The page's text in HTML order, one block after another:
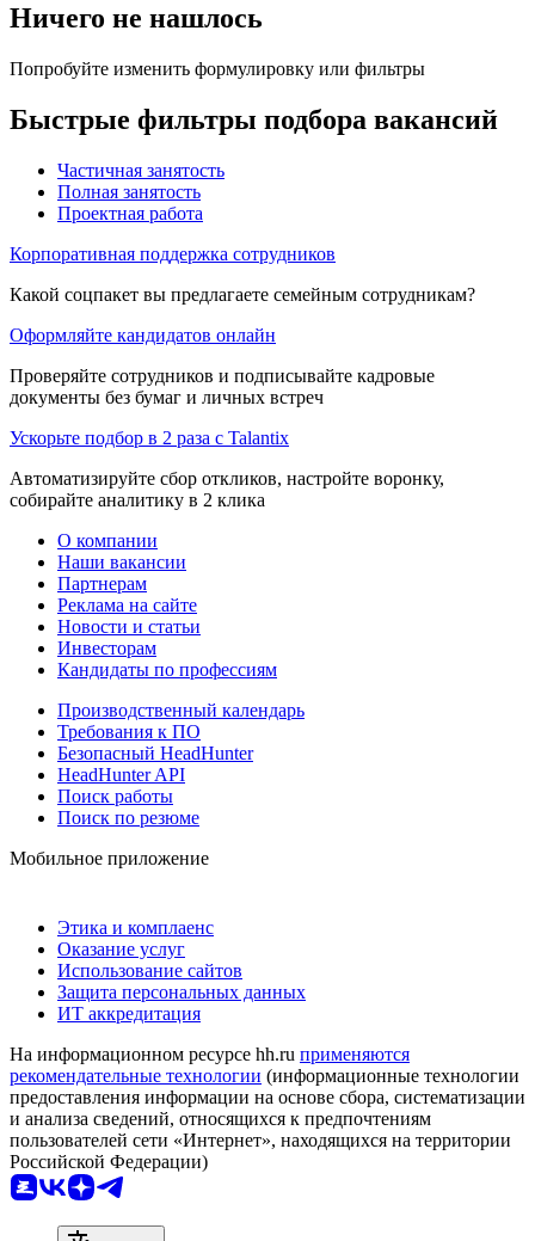
Ничего не нашлось
Попробуйте изменить формулировку или фильтры
Быстрые фильтры подбора вакансий
Частичная занятость
Полная занятость
Проектная работа
Корпоративная поддержка сотрудников
Какой соцпакет вы предлагаете семейным сотрудникам?
Оформляйте кандидатов онлайн
Проверяйте сотрудников и подписывайте кадровые
документы без бумаг и личных встреч
Ускорьте подбор в 2 раза с Talantix
Автоматизируйте сбор откликов, настройте воронку,
собирайте аналитику в 2 клика
О компании
Наши вакансии
Партнерам
Реклама на сайте
Новости и статьи
Инвесторам
Кандидаты по профессиям
Производственный календарь
Требования к ПО
Безопасный HeadHunter
HeadHunter API
Поиск работы
Поиск по резюме
Мобильное приложение
Этика и комплаенс
Оказание услуг
Использование сайтов
Защита персональных данных
ИТ аккредитация
На информационном ресурсе hh.ru применяются
рекомендательные технологии (информационные технологии
предоставления информации на основе сбора, систематизации
и анализа сведений, относящихся к предпочтениям
пользователей сети «Интернет», находящихся на территории
Российской Федерации)